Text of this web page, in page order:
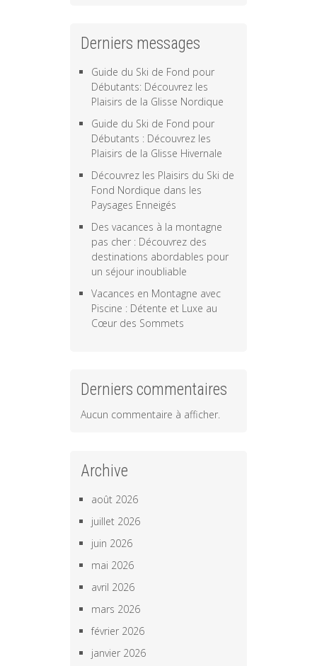
Derniers messages
Guide du Ski de Fond pour
Débutants: Découvrez les
Plaisirs de la Glisse Nordique
Guide du Ski de Fond pour
Débutants : Découvrez les
Plaisirs de la Glisse Hivernale
Découvrez les Plaisirs du Ski de
Fond Nordique dans les
Paysages Enneigés
Des vacances à la montagne
pas cher : Découvrez des
destinations abordables pour
un séjour inoubliable
Vacances en Montagne avec
Piscine : Détente et Luxe au
Cœur des Sommets
Derniers commentaires
Aucun commentaire à afficher.
Archive
août 2026
juillet 2026
juin 2026
mai 2026
avril 2026
mars 2026
février 2026
janvier 2026